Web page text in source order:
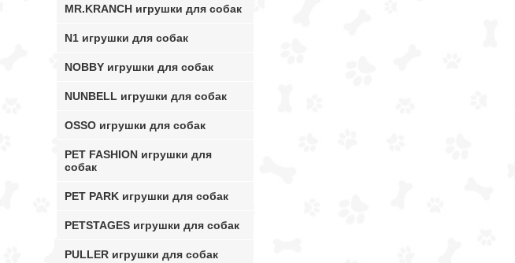
MR.KRANCH игрушки для собак
N1 игрушки для собак
NOBBY игрушки для собак
NUNBELL игрушки для собак
OSSO игрушки для собак
PET FASHION игрушки для
собак
PET PARK игрушки для собак
PETSTAGES игрушки для собак
PULLER игрушки для собак